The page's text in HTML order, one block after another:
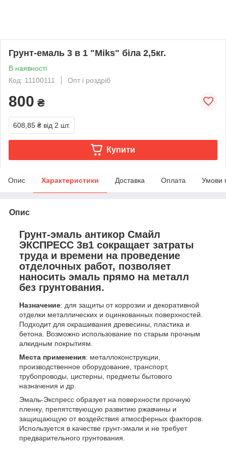
Грунт-емаль 3 в 1 "Miks" біла 2,5кг.
В наявності
Код: 11100111
Опт і роздріб
800 ₴
608,85 ₴ від 2 шт.
Купити
Опис Характеристики Доставка Оплата Умови
Опис
Грунт-эмаль антикор Смайл
ЭКСПРЕСС 3в1 сокращает затраты
труда и времени на проведение
отделочных работ, позволяет
наносить эмаль прямо на металл
без грунтования.
Назначение: для защиты от коррозии и декоративной
отделки металлических и оцинкованных поверхностей.
Подходит для окрашивания древесины, пластика и
бетона. Возможно использование по старым прочным
алкидным покрытиям.
Места применения: металлоконструкции,
производственное оборудование, транспорт,
трубопроводы, цистерны, предметы бытового
назначения и др.
Эмаль-Экспресс образует на поверхности прочную
пленку, препятствующую развитию ржавчины и
защищающую от воздействия атмосферных факторов.
Используется в качестве грунт-эмали и не требует
предварительного грунтования.